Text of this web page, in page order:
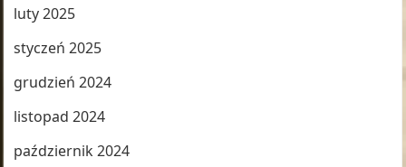
luty 2025
styczeń 2025
grudzień 2024
listopad 2024
październik 2024